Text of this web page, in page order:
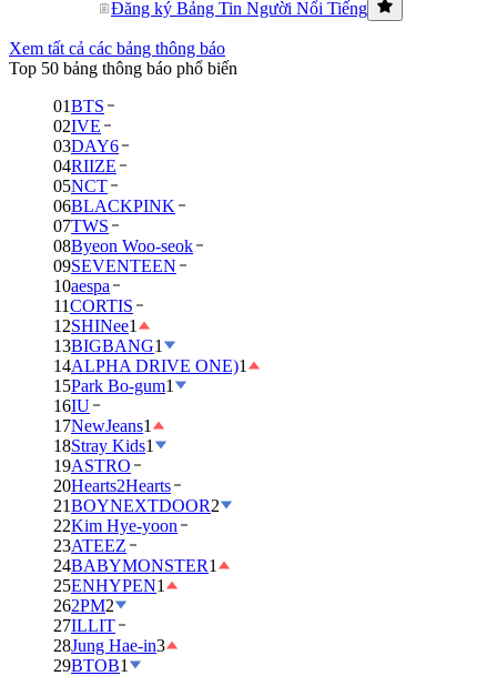
Đăng ký Bảng Tin Người Nổi Tiếng
Xem tất cả các bảng thông báo
Top 50 bảng thông báo phổ biến
01BTS
02IVE
03DAY6
04RIIZE
05NCT
06BLACKPINK
07TWS
08Byeon Woo-seok
09SEVENTEEN
10aespa
11CORTIS
12SHINee1
13BIGBANG1
14ALPHA DRIVE ONE)1
15Park Bo-gum1
16IU
17NewJeans1
18Stray Kids1
19ASTRO
20Hearts2Hearts
21BOYNEXTDOOR2
22Kim Hye-yoon
23ATEEZ
24BABYMONSTER1
25ENHYPEN1
262PM2
27ILLIT
28Jung Hae-in3
29BTOB1